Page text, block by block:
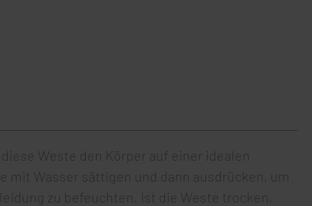
Weste den Körper auf einer idealen
Wasser sättigen und dann ausdrücken, um
zu befeuchten. Ist die Weste trocken,